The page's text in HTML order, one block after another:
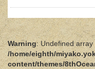
Warning: Undefined array
/home/eighth/
content/themes/